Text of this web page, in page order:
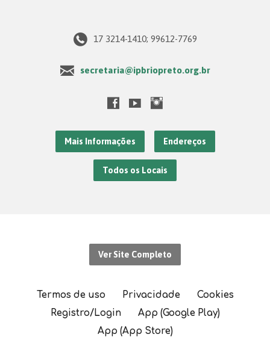
17 3214-1410; 99612-7769
secretaria@ipbriopreto.org.br
Mais Informações Endereços
Todos os Locais
Ver Site Completo
Termos de uso Privacidade
Cookies
Registro/Login
App (Google Play)
App (App Store)